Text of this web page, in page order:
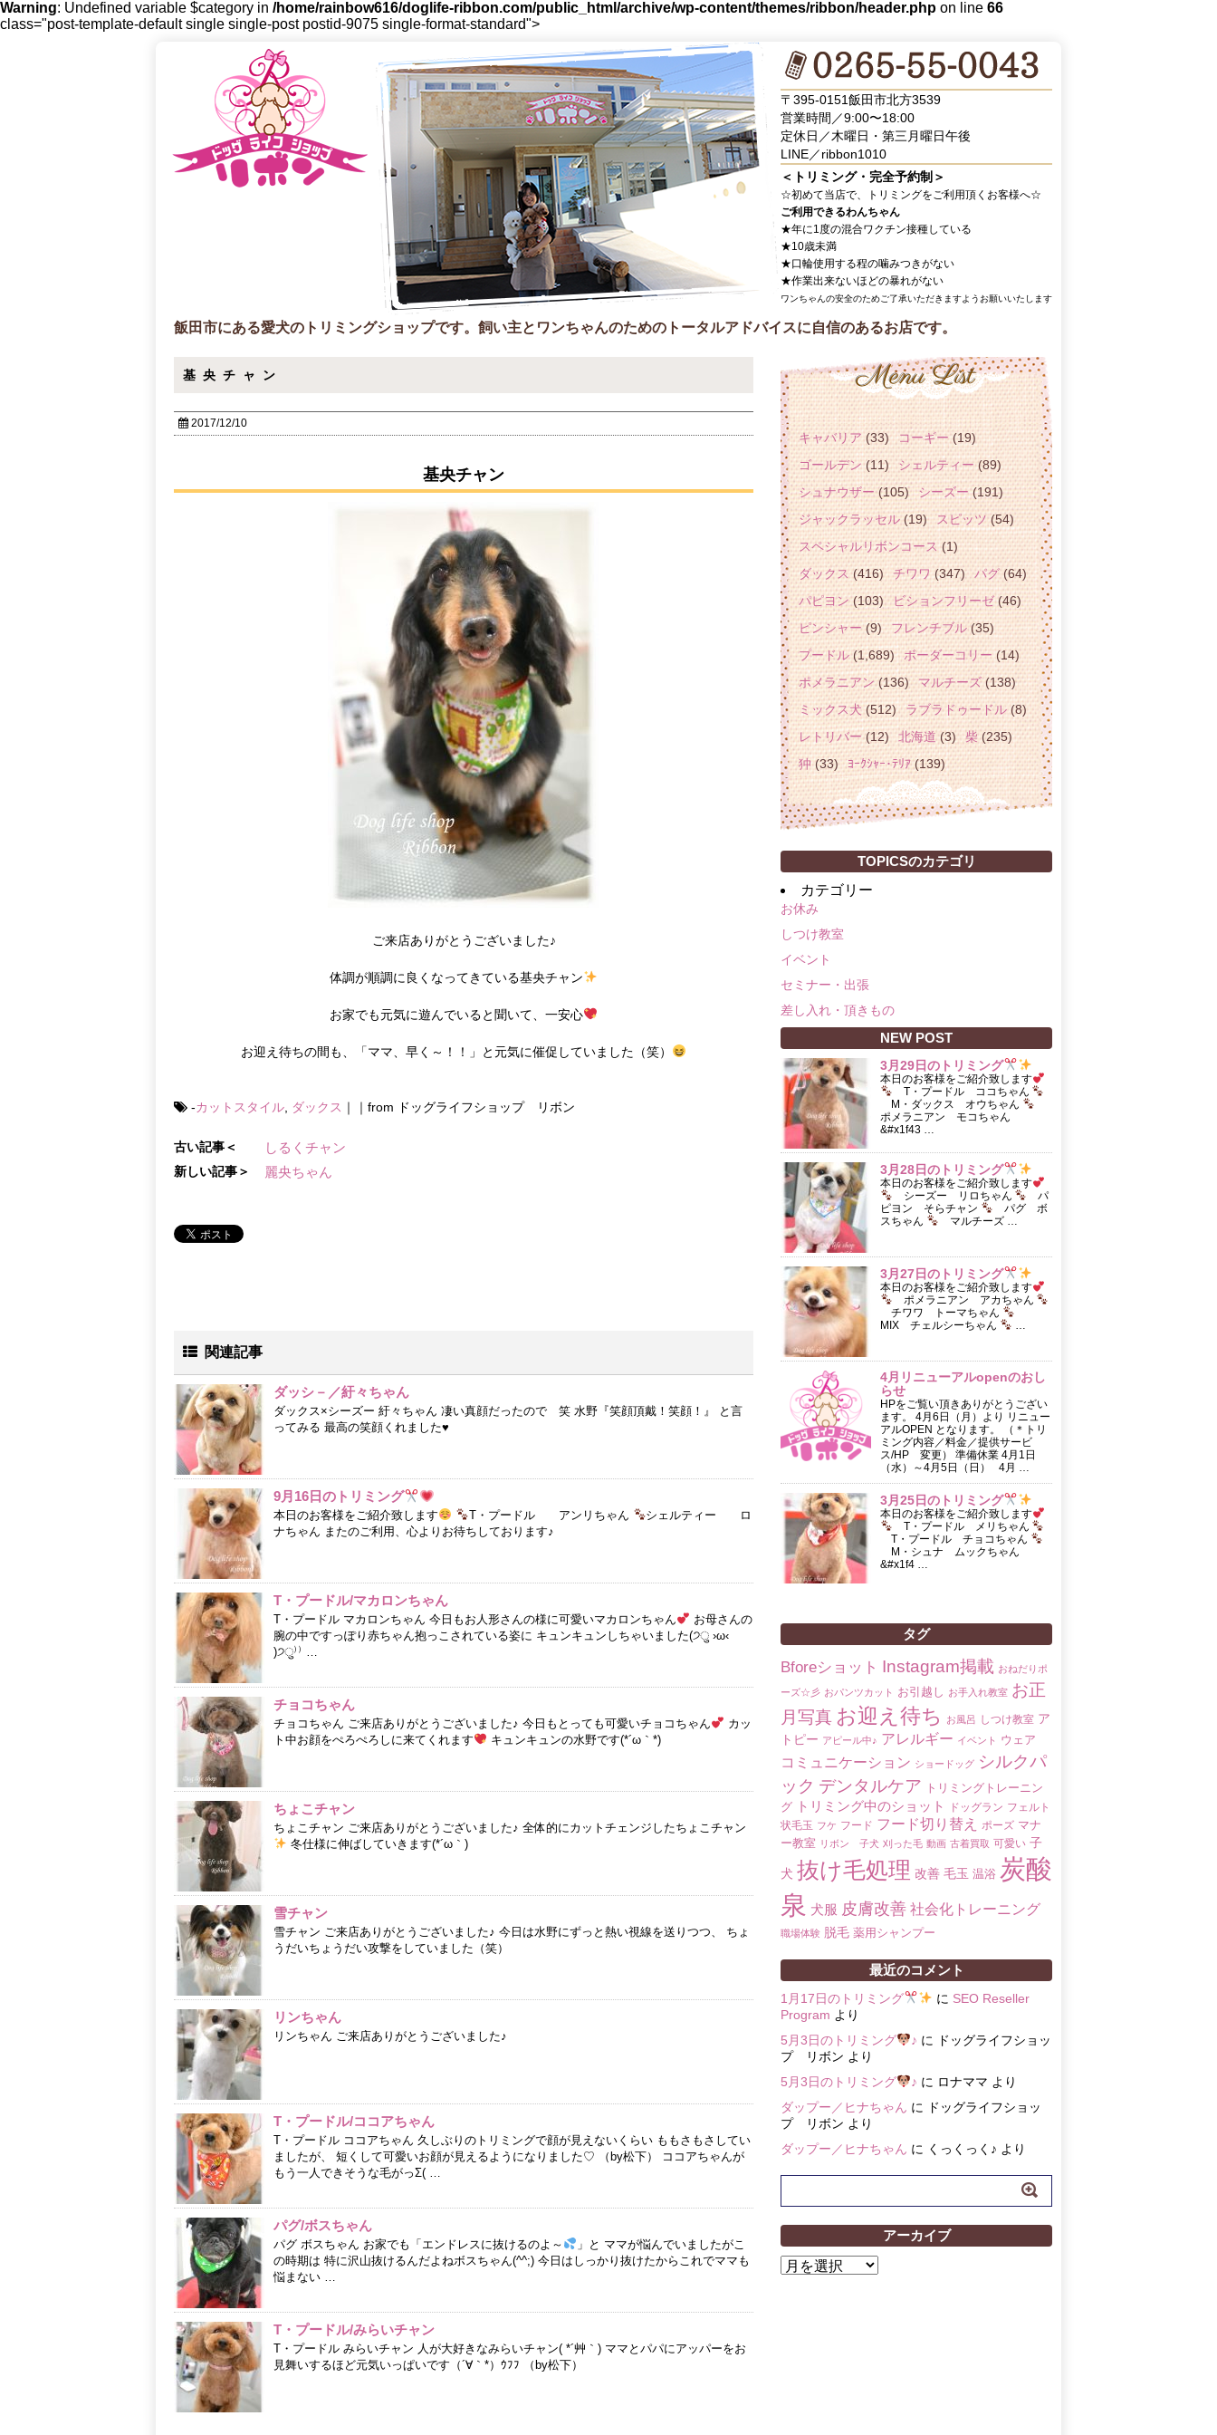
Warning: Undefined variable $category in /home/rainbow616/doglife-ribbon.com/public_html/archive/wp-content/themes/ribbon/header.php on line 66
class="post-template-default single single-post postid-9075 single-format-standard">
〒395-0151飯田市北方3539
営業時間／9:00〜18:00
定休日／木曜日・第三月曜日午後
LINE／ribbon1010
＜トリミング・完全予約制＞
☆初めて当店で、トリミングをご利用頂くお客様へ☆
ご利用できるわんちゃん
★年に1度の混合ワクチン接種している
★10歳未満
★口輪使用する程の噛みつきがない
★作業出来ないほどの暴れがない
ワンちゃんの安全のためご了承いただきますようお願いいたします
飯田市にある愛犬のトリミングショップです。飼い主とワンちゃんのためのトータルアドバイスに自信のあるお店です。
基央チャン
2017/12/10
基央チャン
ご来店ありがとうございました♪
体調が順調に良くなってきている基央チャン
お家でも元気に遊んでいると聞いて、一安心
お迎え待ちの間も、「ママ、早く～！！」と元気に催促していました（笑）
-カットスタイル ダックス ｜｜from ドッグライフショップ リボン
古い記事＜ しるくチャン
新しい記事＞ 麗央ちゃん
関連記事
ダッシ－／紆々ちゃん
ダックス×シーズー 紆々ちゃん 凄い真顔だったので 笑 水野『笑顔頂戴！笑顔！』 と言
ってみる 最高の笑顔くれました♥
9月16日のトリミング
本日のお客様をご紹介致します T・プードル アンリちゃん
シェルティー ロ
ナちゃん またのご利用、心よりお待ちしております♪
T・プードル/マカロンちゃん
T・プードル マカロンちゃん 今日もお人形さんの様に可愛いマカロンちゃん
お母さんの
腕の中ですっぽり赤ちゃん抱っこされている姿に キュンキュンしちゃいました(੭ु ›ω‹
)੭ु⁾⁾ …
チョコちゃん
チョコちゃん ご来店ありがとうございました♪ 今日もとっても可愛いチョコちゃん
カッ
ト中お顔をぺろぺろしに来てくれます
キュンキュンの水野です(*´ω｀*)
ちょこチャン
ちょこチャン ご来店ありがとうございました♪ 全体的にカットチェンジしたちょこチャン
冬仕様に伸ばしていきます(*´ω｀)
雪チャン
雪チャン ご来店ありがとうございました♪ 今日は水野にずっと熱い視線を送りつつ、 ちょ
うだいちょうだい攻撃をしていました（笑）
リンちゃん
リンちゃん ご来店ありがとうございました♪
T・プードル/ココアちゃん
T・プードル ココアちゃん 久しぶりのトリミングで顔が見えないくらい ももさもさしてい
ましたが、 短くして可愛いお顔が見えるようになりました♡ （by松下） ココアちゃんが
もう一人できそうな毛がっΣ( …
パグ/ボスちゃん
パグ ボスちゃん お家でも「エンドレスに抜けるのよ～
」と ママが悩んでいましたがこ
の時期は 特に沢山抜けるんだよねボスちゃん(^^;) 今日はしっかり抜けたからこれでママも
悩まない …
T・プードル/みらいチャン
T・プードル みらいチャン 人が大好きなみらいチャン( *´艸｀) ママとパパにアッパーをお
見舞いするほど元気いっぱいです（´∀｀*）ｳﾌﾌ （by松下）
キャバリア(33) コーギー(19)
ゴールデン(11) シェルティー(89)
シュナウザー(105) シーズー(191)
ジャックラッセル(19) スピッツ(54)
スペシャルリボンコース(1)
ダックス (416) チワワ(347) パグ(64)
パピヨン(103) ビションフリーゼ(46)
ピンシャー(9) フレンチブル(35)
プードル(1,689) ボーダーコリー(14)
ポメラニアン(136) マルチーズ(138)
ミックス犬(512) ラブラドゥードル (8)
レトリバー(12) 北海道(3) 柴(235)
狆(33) ﾖｰｸｼｬｰ･ﾃﾘｱ(139)
TOPICSのカテゴリ
カテゴリー
お休み
しつけ教室
イベント
セミナー・出張
差し入れ・頂きもの
NEW POST
3月29日のトリミング
本日のお客様をご紹介致します
T・プードル ココちゃん
M・ダックス オウちゃん
ポメラニアン モコちゃん
&#x1f43 …
3月28日のトリミング
本日のお客様をご紹介致します
シーズー リロちゃん
パ
ピヨン そらチャン
パグ ボ
スちゃん
マルチーズ …
3月27日のトリミング
本日のお客様をご紹介致します
ポメラニアン アカちゃん
チワワ トーマちゃん
MIX チェルシーちゃん
4月リニューアルopenのおし
らせ
HPをご覧い頂きありがとうござい
ます。 4月6日（月）より リニュー
アルOPEN となります。 （＊トリ
ミング内容／料金／提供サービ
ス/HP 変更） 準備休業 4月1日
（水）～4月5日（日） 4月 …
3月25日のトリミング
本日のお客様をご紹介致します
T・プードル メリちゃん
T・プードル チョコちゃん
M・シュナ ムックちゃん
&#x1f4 …
タグ
Bforeショット Instagram掲載 おねだりポ
ーズ☆彡 おパンツカット お引越し お手入れ教室 お正
月写真 お迎え待ち お風呂 しつけ教室 ア
トピー アピール中♪ アレルギー イベント ウェア
コミュニケーション ショードッグ シルクパ
ック デンタルケア
トリミングトレーニン
グ トリミング中のショット ドッグラン フェルト
状毛玉 フケ フード フード切り替え ポーズ マナ
ー教室 リボン 子犬 刈った毛 動画 古着買取 可愛い 子
犬 抜け毛処理 改善 毛玉 温浴 炭酸
泉 犬服 皮膚改善 社会化トレーニング
職場体験 脱毛 薬用シャンプー
最近のコメント
1月17日のトリミング に SEO Reseller
Program より
5月3日のトリミング
♪ に
ドッグライフショッ
プ リボン より
5月3日のトリミング
♪ に ロナママ より
ダップー／ヒナちゃん に
ドッグライフショッ
プ リボン より
ダップー／ヒナちゃん に くっくっく♪ より
アーカイブ
ア